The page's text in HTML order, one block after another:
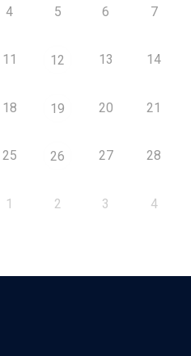
4 5 6 7
11 12 13 14
18 19 20 21
25 26 27 28
1 2 3 4